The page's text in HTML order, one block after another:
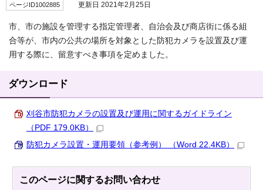
ページID1002885 更新日 2021年2月25日
市、市の施設を管理する指定管理者、自治会及び商店街に係る組
合等が、市内の公共の場所を対象とした防犯カメラを設置及び運
用する際に、留意すべき事項を定めました。
ダウンロード
刈谷市防犯カメラの設置及び運用に関するガイドライン
（PDF 179.0KB）
防犯カメラ設置・運用要領（参考例） （Word 22.4KB）
このページに関するお問い合わせ